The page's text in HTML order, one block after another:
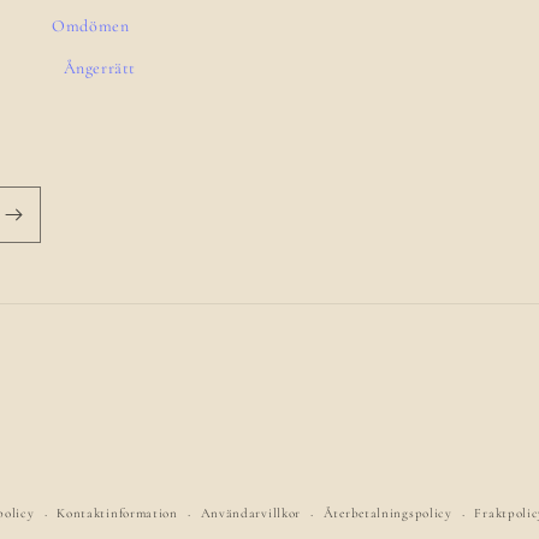
Omdömen
Ångerrätt
Kontaktinformation Användarvillkor Återbetalningspolicy